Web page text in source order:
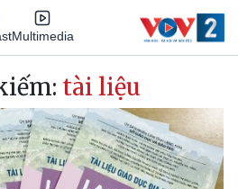
Multimedia
tài liệu